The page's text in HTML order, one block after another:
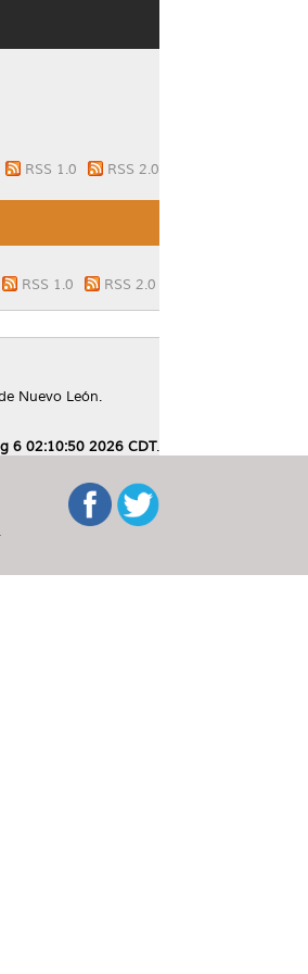
RSS 1.0 RSS 2.0
RSS 1.0 RSS 2.0
Nuevo León.
6 02:10:50 2026 CDT.